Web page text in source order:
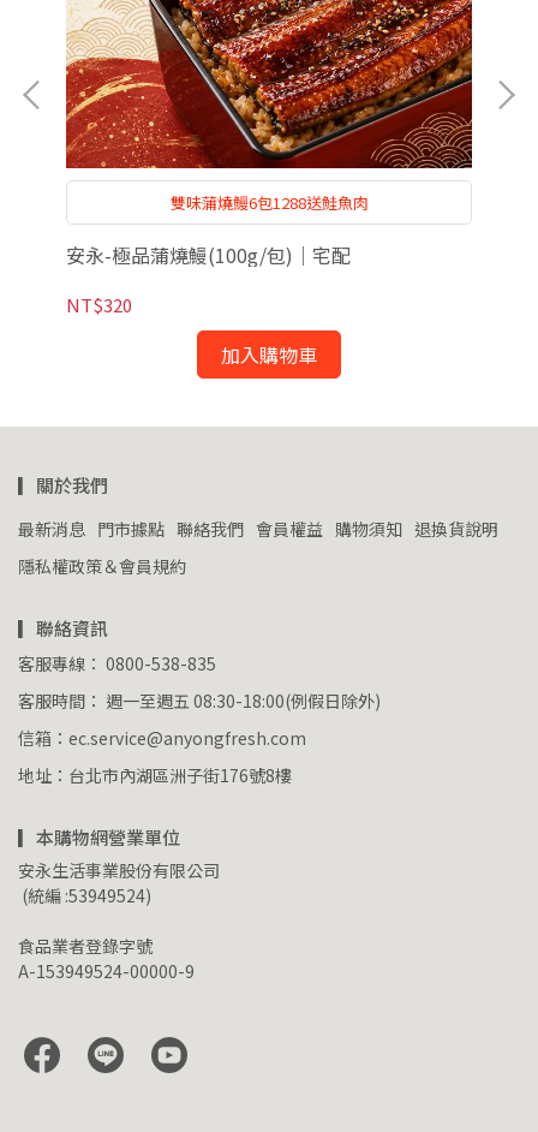
雙味蒲燒鰻6包1288送鮭魚肉
安永-極品蒲燒鰻(100g/包)｜宅配
NT$320
加入購物車
▎關於我們
最新消息 門市據點 聯絡我們 會員權益 購物須知 退換貨說明
隱私權政策＆會員規約
▎聯絡資訊
客服專線： 0800-538-835
客服時間： 週一至週五 08:30-18:00(例假日除外)
信箱：ec.service@anyongfresh.com
地址：台北市內湖區洲子街176號8樓
▎本購物網營業單位
安永生活事業股份有限公司
(統編 :53949524)
食品業者登錄字號
A-153949524-00000-9